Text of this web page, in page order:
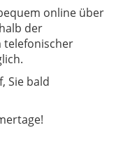
online über
der
telefonischer
Sie bald